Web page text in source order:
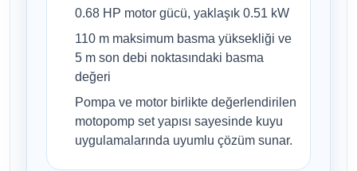
0.68 HP motor gücü, yaklaşık 0.51 kW
110 m maksimum basma yüksekliği ve
5 m son debi noktasındaki basma
değeri
Pompa ve motor birlikte değerlendirilen
motopomp set yapısı sayesinde kuyu
uygulamalarında uyumlu çözüm sunar.